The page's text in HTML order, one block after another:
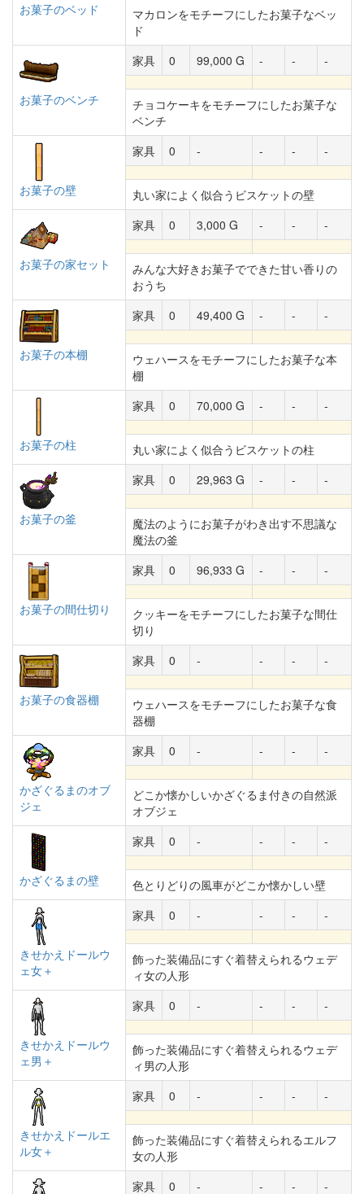
お菓子のベッド
マカロンをモチーフにしたお菓子なベッ
ド
お菓子のベンチ
家具 0 99,000 G - - -
チョコケーキをモチーフにしたお菓子な
ベンチ
お菓子の壁
家具 0 - - - -
丸い家によく似合うビスケットの壁
お菓子の家セット
家具 0 3,000 G - - -
みんな大好きお菓子でできた甘い香りの
おうち
お菓子の本棚
家具 0 49,400 G - - -
ウェハースをモチーフにしたお菓子な本
棚
お菓子の柱
家具 0 70,000 G - - -
丸い家によく似合うビスケットの柱
お菓子の釜
家具 0 29,963 G - - -
魔法のようにお菓子がわき出す不思議な
魔法の釜
お菓子の間仕切り
家具 0 96,933 G - - -
クッキーをモチーフにしたお菓子な間仕
切り
お菓子の食器棚
家具 0 - - - -
ウェハースをモチーフにしたお菓子な食
器棚
かざぐるまのオブ
ジェ
家具 0 - - - -
どこか懐かしいかざぐるま付きの自然派
オブジェ
かざぐるまの壁
家具 0 - - - -
色とりどりの風車がどこか懐かしい壁
きせかえドールウ
ェ女＋
家具 0 - - - -
飾った装備品にすぐ着替えられるウェデ
ィ女の人形
きせかえドールウ
ェ男＋
家具 0 - - - -
飾った装備品にすぐ着替えられるウェデ
ィ男の人形
きせかえドールエ
ル女＋
家具 0 - - - -
飾った装備品にすぐ着替えられるエルフ
女の人形
家具
0 - - - -